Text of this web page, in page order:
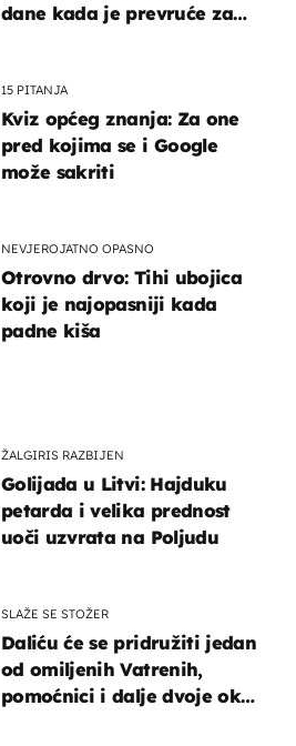
ŽALGIRIS RAZBIJEN
Golijada u Litvi: Hajduku
petarda i velika prednost
uoči uzvrata na Poljudu
SLAŽE SE STOŽER
Daliću će se pridružiti jedan
od omiljenih Vatrenih,
pomoćnici i dalje dvoje oko
dane kada je prevruće za
15 PITANJA
Kviz općeg znanja: Za one
pred kojima se i Google
može sakriti
NEVJEROJATNO OPASNO
Otrovno drvo: Tihi ubojica
koji je najopasniji kada
padne kiša